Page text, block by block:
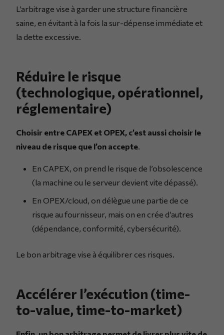
L’arbitrage vise à garder une structure financière
saine, en évitant à la fois la sur-dépense immédiate et
la dette excessive.
Réduire le risque
(technologique, opérationnel,
réglementaire)
Choisir entre CAPEX et OPEX, c’est aussi choisir le
niveau de risque que l’on accepte
En CAPEX, on prend le risque de l’obsolescence
(la machine ou le serveur devient vite dépassé).
En OPEX/cloud, on délègue une partie de ce
risque au fournisseur, mais on en crée d’autres
(dépendance, conformité, cybersécurité).
Le bon arbitrage vise à équilibrer ces risques.
Accélérer l’exécution (time-
to-value, time-to-market)